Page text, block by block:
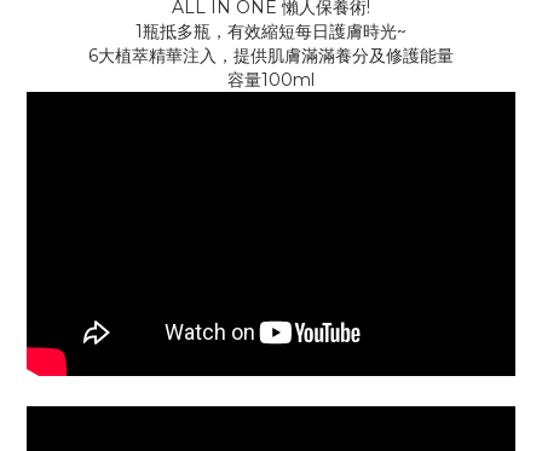
ALL IN ONE 懶人保養術!
1瓶抵多瓶，有效縮短每日護膚時光~
6大植萃精華注入，提供肌膚滿滿養分及修護能量
容量100ml